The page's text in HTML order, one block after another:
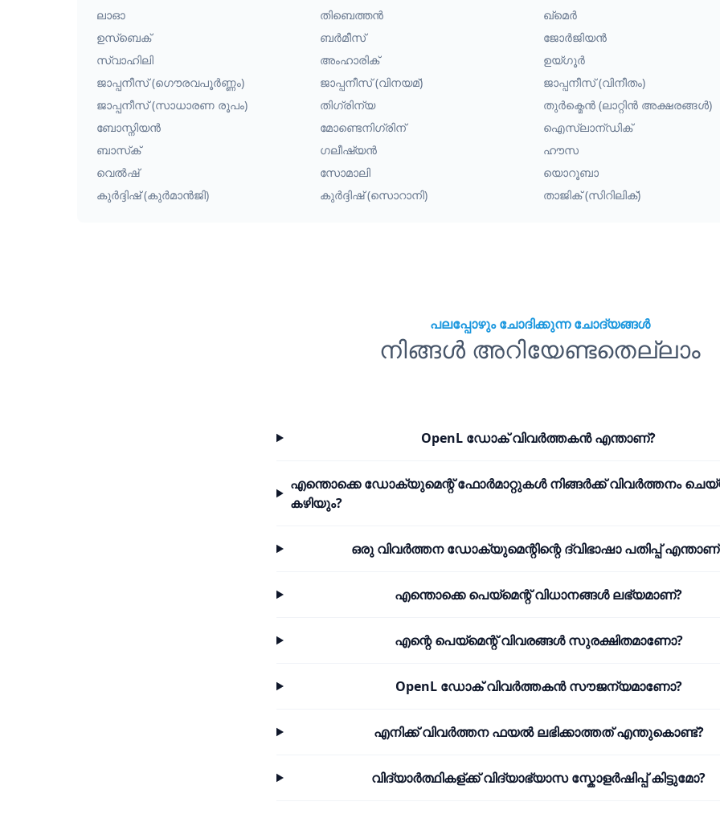
ലാഓ
തിബെത്തൻ ഖ്മെർ
ഉസ്ബെക്
ബർമീസ് ജോർജിയൻ
സ്വാഹിലി
അംഹാരിക് ഉയ്ഗൂർ
ജാപ്പനീസ് (ഗൌരവപൂർണ്ണം)
ജാപ്പനീസ് (വിനയമ്) ജാപ്പനീസ് (വിനീതം)
ജാപ്പനീസ് (സാധാരണ രൂപം)
തിഗ്രിന്യ തുർക്മെൻ (ലാറ്റിൻ അക്ഷരങ്ങൾ)
ബോസ്നിയൻ
മോണ്ടെനിഗ്രിന് ഐസ്‌ലാന്ഡിക്
ബാസ്‌ക്
ഗലീഷ്യൻ ഹൗസ
വെൽഷ്
സോമാലി യൊറൂബാ
കുർദ്ദിഷ് (കുർമാൻജി)
കുർദ്ദിഷ് (സൊറാനി) താജിക് (സിറിലിക്)
പലപ്പോഴും ചോദിക്കുന്ന ചോദ്യങ്ങൾ
നിങ്ങൾ അറിയേണ്ടതെല്ലാം
OpenL ഡോക് വിവർത്തകൻ എന്താണ്?
എന്തൊക്കെ ഡോക്യുമെന്റ് ഫോർമാറ്റുകൾ നിങ്ങർക്ക് വിവർത്തനം
കഴിയും?
ഒരു വിവർത്തന ഡോക്യുമെന്റിന്റെ ദ്വിഭാഷാ പതിപ്പ്
എന്തൊക്കെ പെയ്മെന്റ് വിധാനങ്ങൾ ലഭ്യമാണ്?
എന്റെ പെയ്മെന്റ് വിവരങ്ങൾ സുരക്ഷിതമാണോ?
OpenL ഡോക് വിവർത്തകൻ സൗജന്യമാണോ?
എനിക്ക് വിവർത്തന ഫയൽ ലഭിക്കാത്തത് എന്തുകൊണ്ട്?
വിദ്യാർത്ഥികള്ക്ക് വിദ്യാഭ്യാസ സ്കോളർഷിപ്പ് കിട്ടുമോ?